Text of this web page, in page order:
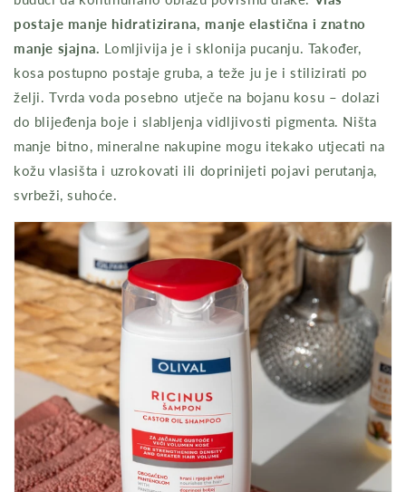
postaje manje hidratizirana, manje elastična i znatno
manje sjajna. Lomljivija je i sklonija pucanju. Također,
kosa postupno postaje gruba, a teže ju je i stilizirati po
želji. Tvrda voda posebno utječe na bojanu kosu – dolazi
do blijeđenja boje i slabljenja vidljivosti pigmenta. Ništa
manje bitno, mineralne nakupine mogu itekako utjecati na
kožu vlasišta i uzrokovati ili doprinijeti pojavi perutanja,
svrbeži, suhoće.